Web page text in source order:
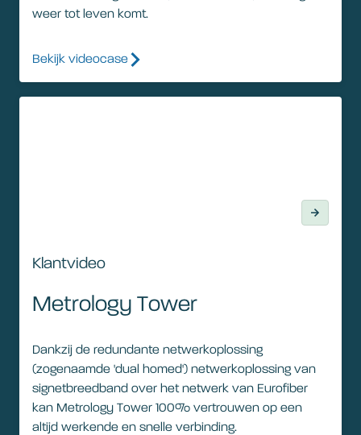
weer tot leven komt.
Bekijk videocase
Klantvideo
Metrology Tower
Dankzij de redundante netwerkoplossing
(zogenaamde 'dual homed') netwerkoplossing van
signetbreedband over het netwerk van Eurofiber
kan Metrology Tower 100% vertrouwen op een
altijd werkende en snelle verbinding.